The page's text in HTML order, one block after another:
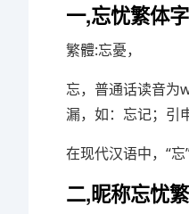
一,忘忧繁体
繁體:忘憂，
忘，普通话读音为
漏，如：忘记；引
在现代汉语中，“忘
二,昵称忘忧